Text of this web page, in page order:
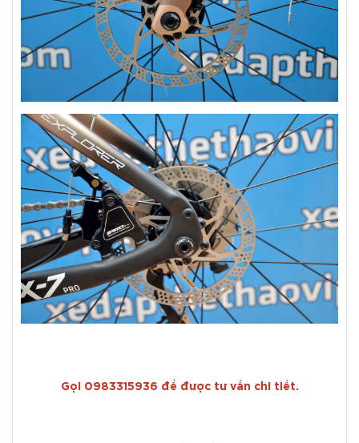
Gọi 0983315936 để được tư vấn chi tiết.